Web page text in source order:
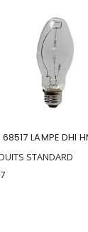
LAMPE DHI
STANDARD